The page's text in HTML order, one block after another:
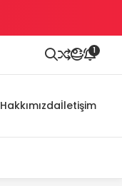
1
Hakkımızdaİletişim